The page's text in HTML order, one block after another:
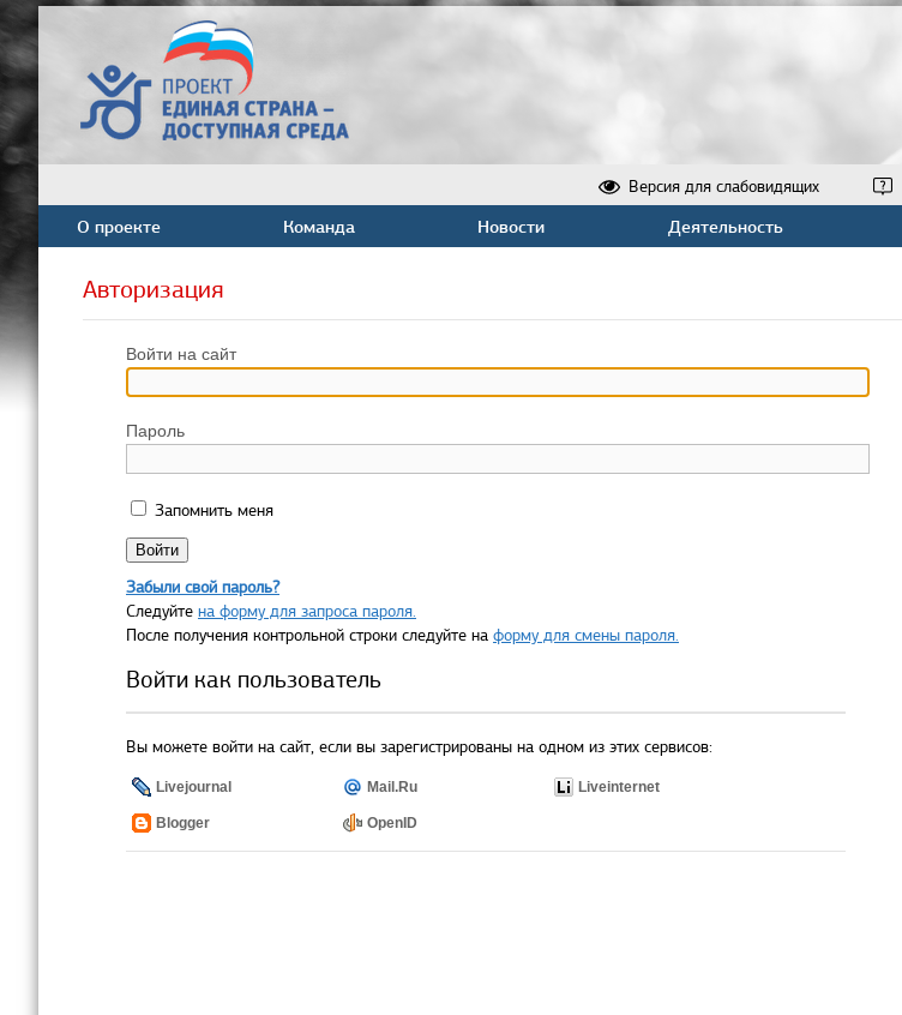
Версия для слабовидящих
О проекте Команда Новости Деятельность
Авторизация
Войти на сайт
Пароль
Запомнить меня
Забыли свой пароль?
Следуйте на форму для запроса пароля.
После получения контрольной строки следуйте на форму для смены пароля.
Войти как пользователь
Вы можете войти на сайт, если вы зарегистрированы на одном из этих сервисов:
Livejournal Mail.Ru Liveinternet
Blogger OpenID